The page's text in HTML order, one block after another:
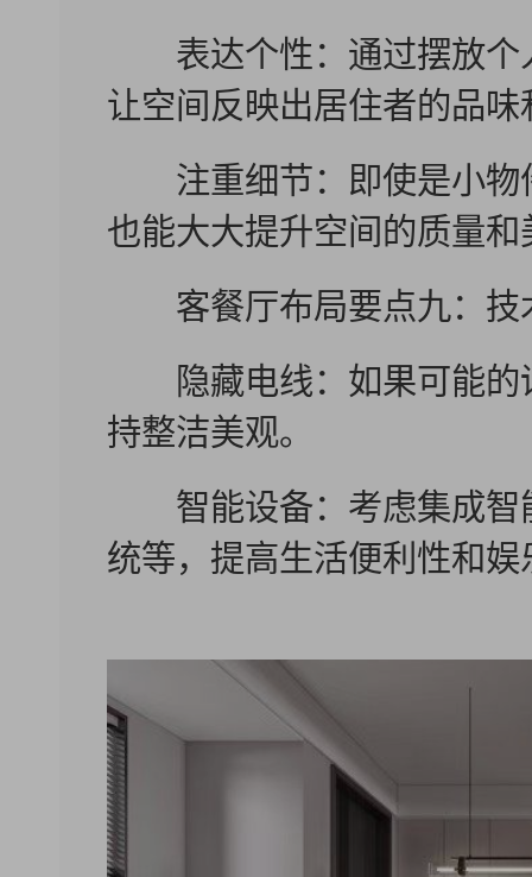
表达个性：通过摆放个
让空间反映出居住者的品味
注重细节：即使是小物
也能大大提升空间的质量和
客餐厅布局要点九：技
隐藏电线：如果可能的
持整洁美观。
智能设备：考虑集成智
统等，提高生活便利性和娱